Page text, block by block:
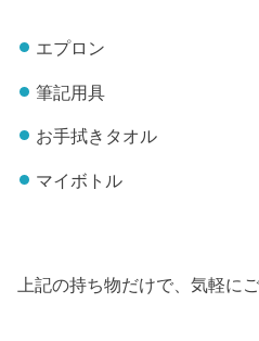
エプロン
筆記用具
お手拭きタオル
マイボトル
上記の持ち物だけで、気軽に